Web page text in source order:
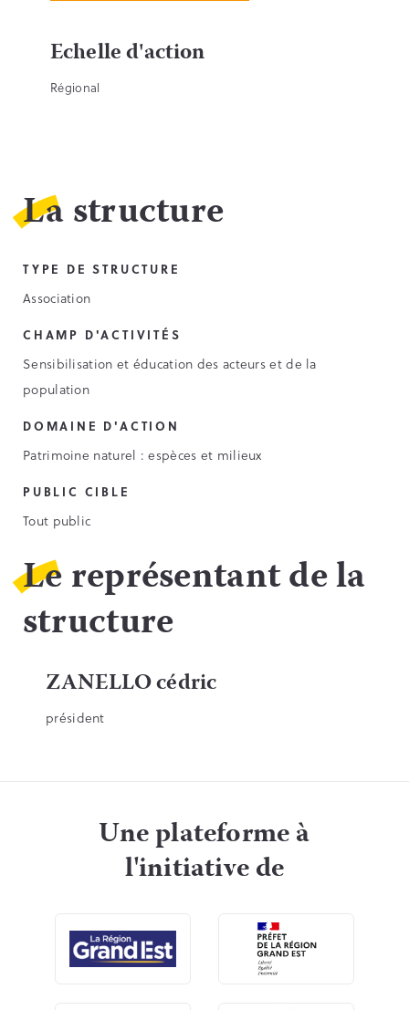
La structure
TYPE DE STRUCTURE
Association
CHAMP D'ACTIVITÉS
Sensibilisation et éducation des acteurs et de la
population
DOMAINE D'ACTION
Patrimoine naturel : espèces et milieux
PUBLIC CIBLE
Tout public
Le représentant de la
structure
ZANELLO cédric
président
Echelle d'action
Régional
Une plateforme à
l'initiative de